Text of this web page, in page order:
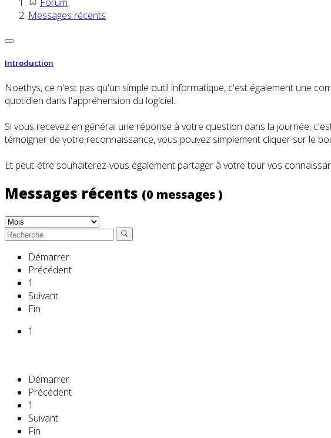
Messages récents
Introduction
Noethys, ce n'est pas qu'un simple outil informatique, c'est également une
quotidien dans l'appréhension du logiciel.
Si vous recevez en général une réponse à votre question dans la journée,
témoigner de votre reconnaissance, vous pouvez simplement cliquer sur le
Et peut-être souhaiterez-vous également partager à votre tour vos
Messages récents (0 messages )
Démarrer
Précédent
1
Suivant
Fin
1
Démarrer
Précédent
1
Suivant
Fin